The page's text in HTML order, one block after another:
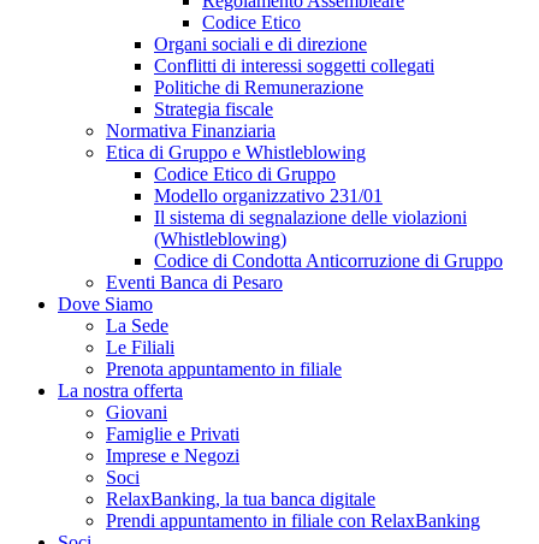
Codice Etico
Organi sociali e di direzione
Conflitti di interessi soggetti collegati
Politiche di Remunerazione
Strategia fiscale
Normativa Finanziaria
Etica di Gruppo e Whistleblowing
Codice Etico di Gruppo
Modello organizzativo 231/01
Il sistema di segnalazione delle violazioni
(Whistleblowing)
Codice di Condotta Anticorruzione di Gruppo
Eventi Banca di Pesaro
Dove Siamo
La Sede
Le Filiali
Prenota appuntamento in filiale
La nostra offerta
Giovani
Famiglie e Privati
Imprese e Negozi
Soci
RelaxBanking, la tua banca digitale
Prendi appuntamento in filiale con RelaxBanking